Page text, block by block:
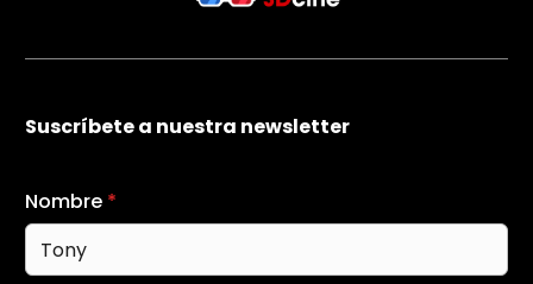
Suscríbete a nuestra newsletter
Nombre *